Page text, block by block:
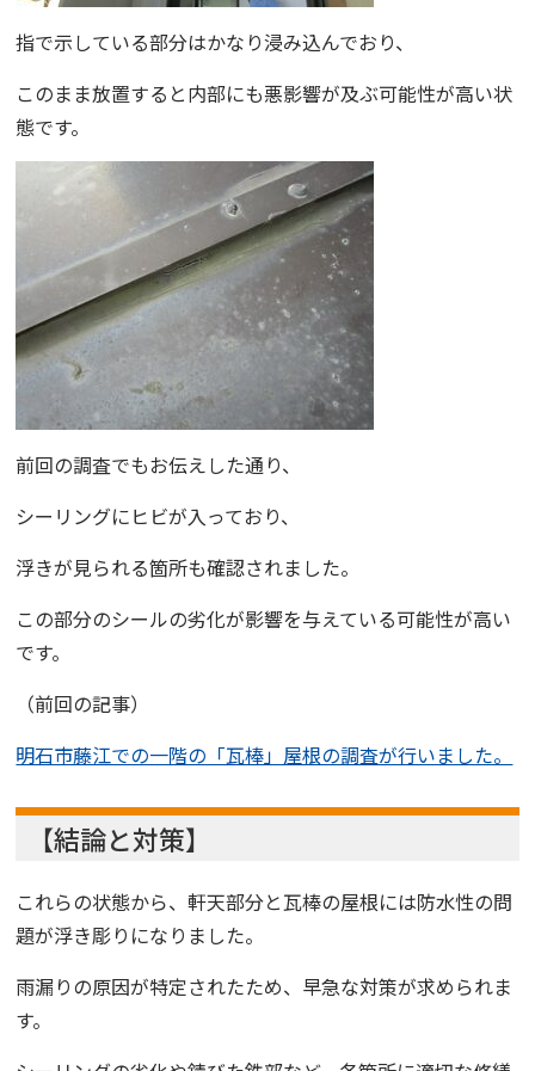
指で示している部分はかなり浸み込んでおり、
このまま放置すると内部にも悪影響が及ぶ可能性が高い状
態です。
前回の調査でもお伝えした通り、
シーリングにヒビが入っており、
浮きが見られる箇所も確認されました。
この部分のシールの劣化が影響を与えている可能性が高い
です。
（前回の記事）
明石市藤江での一階の「瓦棒」屋根の調査が行いました。
【結論と対策】
これらの状態から、軒天部分と瓦棒の屋根には防水性の問
題が浮き彫りになりました。
雨漏りの原因が特定されたため、早急な対策が求められま
す。